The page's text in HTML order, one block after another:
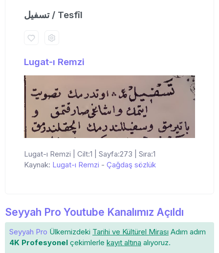
تسفیل / Tesfîl
Lugat-ı Remzi
Lugat-ı Remzi | Cilt:1 | Sayfa:273 | Sıra:1
Kaynak: Lugat-ı Remzi - Çağdaş sözlük
Seyyah Pro Youtube Kanalımız Açıldı
Seyyah Pro Ülkemizdeki Tarihi ve Kültürel Mirası Adım adım
4K Profesyonel çekimlerle kayıt altına alıyoruz.